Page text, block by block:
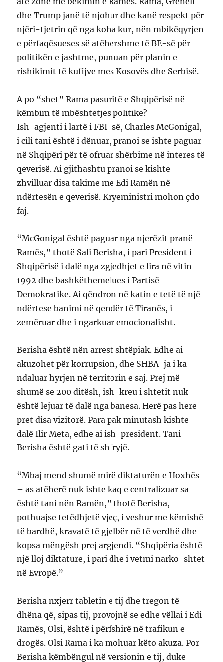
dhe Trump janë të njohur dhe kanë respekt për
njëri-tjetrin që nga koha kur, nën mbikëqyrjen
e përfaqësueses së atëhershme të BE-së për
politikën e jashtme, punuan për planin e
rishikimit të kufijve mes Kosovës dhe Serbisë.
A po “shet” Rama pasuritë e Shqipërisë në
këmbim të mbështetjes politike?
Ish-agjenti i lartë i FBI-së, Charles McGonigal,
i cili tani është i dënuar, pranoi se ishte paguar
në Shqipëri për të ofruar shërbime në interes të
qeverisë. Ai gjithashtu pranoi se kishte
zhvilluar disa takime me Edi Ramën në
ndërtesën e qeverisë. Kryeministri mohon çdo
faj.
“McGonigal është paguar nga njerëzit pranë
Ramës,” thotë Sali Berisha, i pari President i
Shqipërisë i dalë nga zgjedhjet e lira në vitin
1992 dhe bashkëthemelues i Partisë
Demokratike. Ai qëndron në katin e tetë të një
ndërtese banimi në qendër të Tiranës, i
zemëruar dhe i ngarkuar emocionalisht.
Berisha është nën arrest shtëpiak. Edhe ai
akuzohet për korrupsion, dhe SHBA-ja i ka
ndaluar hyrjen në territorin e saj. Prej më
shumë se 200 ditësh, ish-kreu i shtetit nuk
është lejuar të dalë nga banesa. Herë pas here
pret disa vizitorë. Para pak minutash kishte
dalë Ilir Meta, edhe ai ish-president. Tani
Berisha është gati të shfryjë.
“Mbaj mend shumë mirë diktaturën e Hoxhës
– as atëherë nuk ishte kaq e centralizuar sa
është tani nën Ramën,” thotë Berisha,
pothuajse tetëdhjetë vjeç, i veshur me këmishë
të bardhë, kravatë të gjelbër në të verdhë dhe
kopsa mëngësh prej argjendi. “Shqipëria është
një lloj diktature, i pari dhe i vetmi narko-shtet
në Evropë.”
Berisha nxjerr tabletin e tij dhe tregon të
dhëna që, sipas tij, provojnë se edhe vëllai i Edi
Ramës, Olsi, është i përfshirë në trafikun e
drogës. Olsi Rama i ka mohuar këto akuza. Por
Berisha këmbëngul në versionin e tij, duke